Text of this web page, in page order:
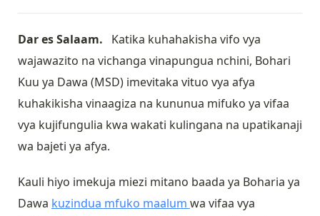
Dar es Salaam. Katika kuhahakisha vifo vya
wajawazito na vichanga vinapungua nchini, Bohari
Kuu ya Dawa (MSD) imevitaka vituo vya afya
kuhakikisha vinaagiza na kununua mifuko ya vifaa
vya kujifungulia kwa wakati kulingana na upatikanaji
wa bajeti ya afya.
Kauli hiyo imekuja miezi mitano baada ya Boharia ya
Dawa kuzindua mfuko maalum wa vifaa vya